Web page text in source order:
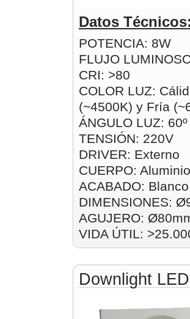
Datos
POTENCIA: 8W
FLUJO
CRI: >80
COLOR LUZ:
(~4500K) y Fría
ÁNGULO LUZ: 60º
TENSIÓN: 220V
DRIVER: Externo
CUERPO: Aluminio
ACABADO:
DIMENSIONES:
AGUJERO:
VIDA ÚTIL:
Downlight